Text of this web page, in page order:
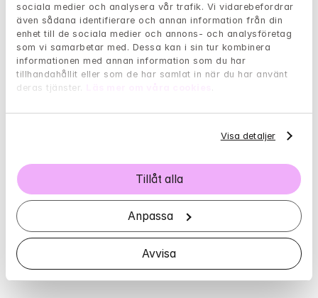
sociala medier och analysera vår trafik. Vi vidarebefordrar
även sådana identifierare och annan information från din
enhet till de sociala medier och annons- och analysföretag
som vi samarbetar med. Dessa kan i sin tur kombinera
informationen med annan information som du har
tillhandahållit eller som de har samlat in när du har använt
deras tjänster.
Visa detaljer
Tillåt alla
Anpassa
Avvisa
Borde jag söka hjälp hos en
psykolog?
senaste tiden? Med hjälp av följande test kan
Gå till självtest